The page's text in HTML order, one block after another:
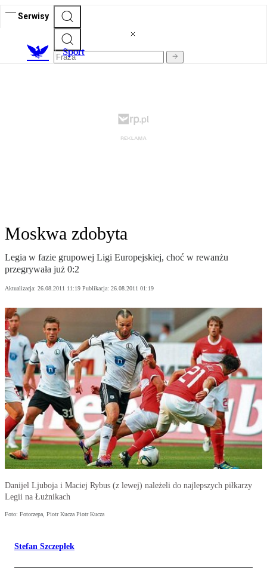
Serwisy
Sport
Moskwa zdobyta
Legia w fazie grupowej Ligi Europejskiej, choć w rewanżu
przegrywała już 0:2
Aktualizacja: 26.08.2011 11:19 Publikacja: 26.08.2011 01:19
Danijel Ljuboja i Maciej Rybus (z lewej) należeli do najlepszych piłkarzy
Legii na Łużnikach
Foto: Fotorzepa, Piotr Kucza Piotr Kucza
Stefan Szczepłek